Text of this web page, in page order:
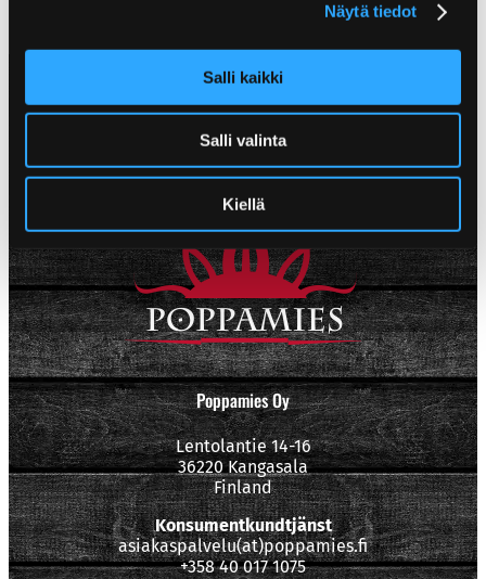
Näytä tiedot
Salli kaikki
Salli valinta
Kiellä
Poppamies Oy
Lentolantie 14-16
36220 Kangasala
Finland
Konsumentkundtjänst
asiakaspalvelu(at)poppamies.fi
+358 40 017 1075